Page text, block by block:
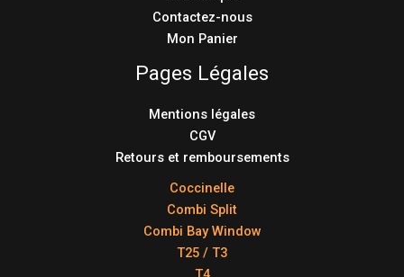
Contactez-nous
Mon Panier
Pages Légales
Mentions légales
CGV
Retours et remboursements
Coccinelle
Combi Split
Combi Bay Window
T25 / T3